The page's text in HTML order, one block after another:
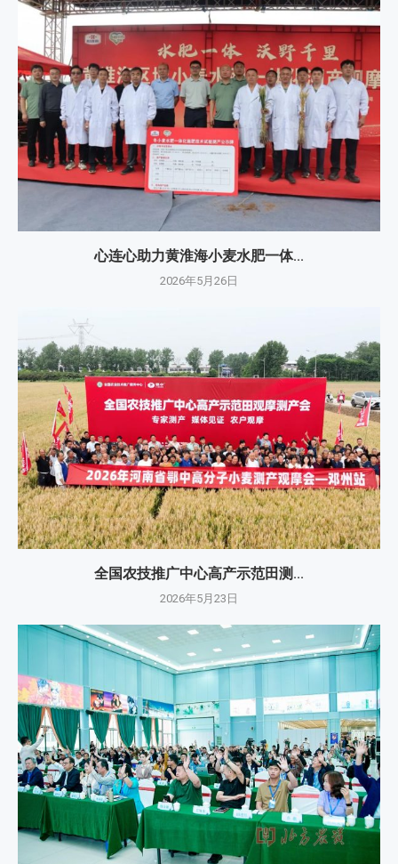
心连心助力黄淮海小麦水肥一体...
2026年5月26日
全国农技推广中心高产示范田测...
2026年5月23日